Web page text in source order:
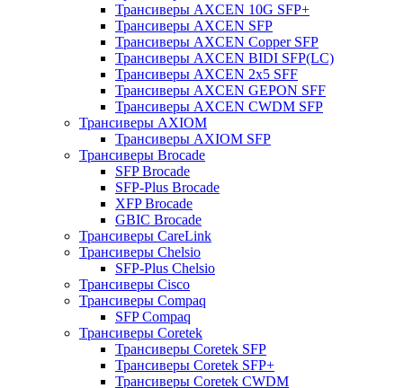
Трансиверы AXCEN 10G SFP+
Трансиверы AXCEN SFP
Трансиверы AXCEN Copper SFP
Трансиверы AXCEN BIDI SFP(LC)
Трансиверы AXCEN 2x5 SFF
Трансиверы AXCEN GEPON SFF
Трансиверы AXCEN CWDM SFP
Трансиверы AXIOM
Трансиверы AXIOM SFP
Трансиверы Brocade
SFP Brocade
SFP-Plus Brocade
XFP Brocade
GBIC Brocade
Трансиверы CareLink
Трансиверы Chelsio
SFP-Plus Chelsio
Трансиверы Cisco
Трансиверы Compaq
SFP Compaq
Трансиверы Coretek
Трансиверы Coretek SFP
Трансиверы Coretek SFP+
Трансиверы Coretek CWDM